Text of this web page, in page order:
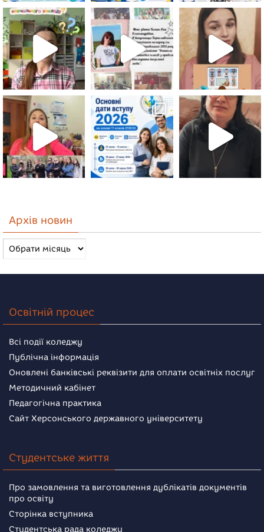
Архів новин
Архів
новин
Освітній процес
Всі події коледжу
Публічна інформація
Оновлені банківські реквізити для оплати освітніх послуг
Методичний кабінет
Педагогічна практика
Сайт Херсонського державного університету
Студентське життя
Про замовлення та виготовлення дублікатів документів
про освіту
Сторінка вступника
Студентська рада коледжу